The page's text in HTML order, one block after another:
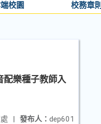
校園 校務章則
配樂種子教師入
發布人： dep601
|